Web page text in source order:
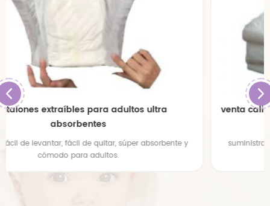
venta caliente pañales para adultos desechables al
suministro de fábrica pañales desechables para adultos en